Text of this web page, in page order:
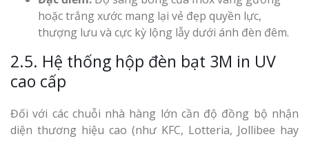
hoặc trắng xước mang lại vẻ đẹp quyền lực,
thượng lưu và cực kỳ lộng lẫy dưới ánh đèn đêm.
2.5. Hệ thống hộp đèn bạt 3M in UV
cao cấp
Đối với các chuỗi nhà hàng lớn cần độ đồng bộ nhận
diện thương hiệu cao (như KFC, Lotteria, Jollibee hay